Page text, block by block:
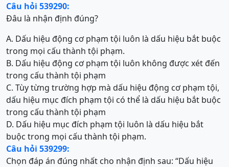
Câu hỏi 539290:
Đâu là nhận định đúng?
A. Dấu hiệu động cơ phạm tội luôn là dấu hiệu bắt buộc
trong mọi cấu thành tội phạm.
B. Dấu hiệu động cơ phạm tội luôn không được xét đến
trong cấu thành tội phạm
C. Tùy từng trường hợp mà dấu hiệu động cơ phạm tội,
dấu hiệu mục đích phạm tội có thể là dấu hiệu bắt buộc
trong cấu thành tội phạm
D. Dấu hiệu mục đích phạm tội luôn là dấu hiệu bắt
buộc trong mọi cấu thành tội phạm.
Câu hỏi 539299:
Chọn đáp án đúng nhất cho nhận định sau: “Dấu hiệu